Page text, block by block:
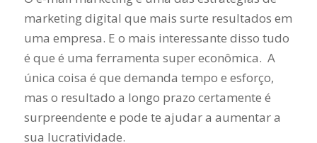
marketing digital que mais surte resultados em
uma empresa. E o mais interessante disso tudo
é que é uma ferramenta super econômica. A
única coisa é que demanda tempo e esforço,
mas o resultado a longo prazo certamente é
surpreendente e pode te ajudar a aumentar a
sua lucratividade.